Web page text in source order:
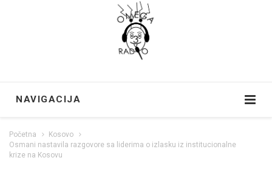
NAVIGACIJA
Početna
Kosovo
Osmani nastavila razgovore sa liderima o izlasku iz institucionalne
krize na Kosovu